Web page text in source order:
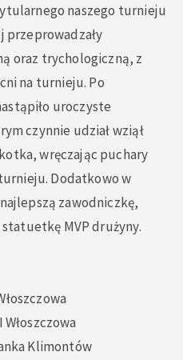
naszego turnieju
przeprowadzały
oraz trychologiczną, z
na turnieju. Po
uroczyste
czynnie udział wziął
wręczając puchary
Dodatkowo w
zawodniczkę,
statuetkę MVP drużyny.
Klimontów